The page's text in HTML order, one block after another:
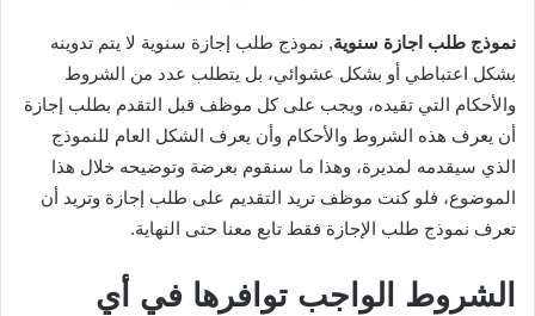
نموذج طلب اجازة سنوية, نموذج طلب إجازة سنوية لا يتم تدوينه
بشكل اعتباطي أو بشكل عشوائي، بل يتطلب عدد من الشروط
والأحكام التي تقيده، ويجب على كل موظف قبل التقدم بطلب إجازة
أن يعرف هذه الشروط والأحكام وأن يعرف الشكل العام للنموذج
الذي سيقدمه لمديرة، وهذا ما سنقوم بعرضة وتوضيحه خلال هذا
الموضوع، فلو كنت موظف تريد التقديم على طلب إجازة وتريد أن
تعرف نموذج طلب الإجازة فقط تابع معنا حتى النهاية.
الشروط الواجب توافرها في أي